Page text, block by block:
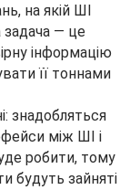
на якій ШІ
— це
інформацію
її тоннами
знадобляться
між ШІ і
робити, тому
будуть зайняті